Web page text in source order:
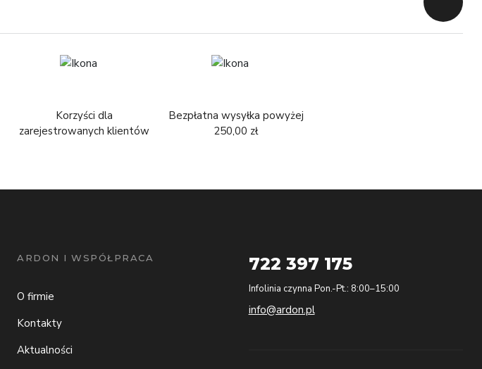
Powrót
Korzyści dla
zarejestrowanych klientów
Bezpłatna wysyłka powyżej
250,00 zł
ARDON I WSPÓŁPRACA
O firmie
Kontakty
Aktualności
722 397 175
Infolinia czynna Pon.-Pt.: 8:00–15:00
info@ardon.pl